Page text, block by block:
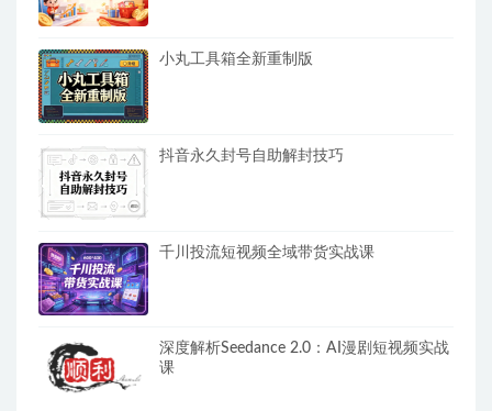
小丸工具箱全新重制版
抖音永久封号自助解封技巧
千川投流短视频全域带货实战课
深度解析Seedance 2.0：AI漫剧短视频实战
课